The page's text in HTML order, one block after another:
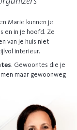
Marie kunnen je
en in je hoofd. Ze
van je huis niet
interieur.
. Gewoontes die je
maar gewoonweg